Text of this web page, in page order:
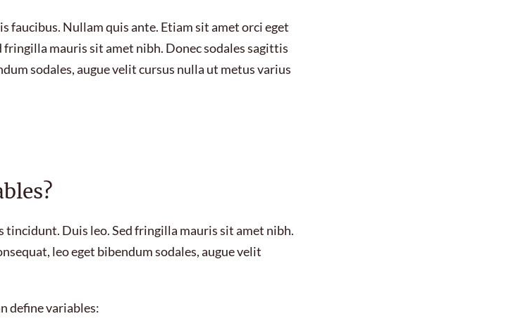
faucibus. Nullam quis ante. Etiam sit amet orci eget
mauris sit amet nibh. Donec sodales sagittis
sodales, augue velit cursus nulla ut metus varius
tincidunt. Duis leo. Sed fringilla mauris sit amet nibh.
leo eget bibendum sodales, augue velit
define variables: